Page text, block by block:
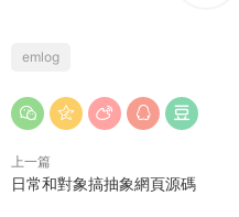
emlog
上一篇
日常和對象搞抽象網頁源碼